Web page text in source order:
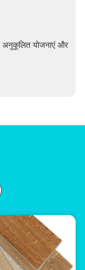
अनुकूलित योजनाएं और